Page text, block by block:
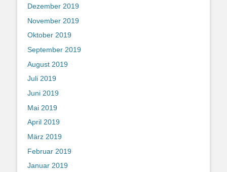
Dezember 2019
November 2019
Oktober 2019
September 2019
August 2019
Juli 2019
Juni 2019
Mai 2019
April 2019
März 2019
Februar 2019
Januar 2019